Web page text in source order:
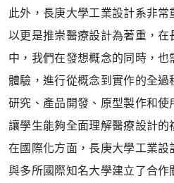
此外，長庚大學工業設計系非
以更是推崇醫療設計為著重，
中，我們在發想概念的同時，
體驗，進行從概念到實作的全
研究、產品開發、原型製作和
讓學生能夠全面理解醫療設計的
在國際化方面，長庚大學工業設
與多所國際知名大學建立了合